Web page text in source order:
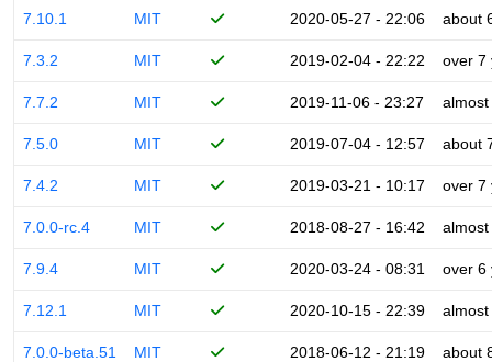
7.10.1 MIT 2020-05-27 - 22:06 about
7.3.2 MIT 2019-02-04 - 22:22 over 7
7.7.2 MIT 2019-11-06 - 23:27
7.5.0 MIT 2019-07-04 - 12:57 about
7.4.2 MIT 2019-03-21 - 10:17 over 7
7.0.0-rc.4 MIT 2018-08-27 - 16:42
7.9.4 MIT 2020-03-24 - 08:31 over 6
7.12.1 MIT 2020-10-15 - 22:39
7.0.0-beta.51 MIT 2018-06-12 - 21:19 about